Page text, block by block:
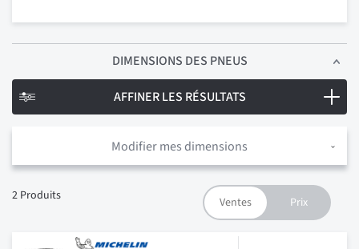
DIMENSIONS DES PNEUS
Modifier mes dimensions
2 Produits
AFFINER LES RÉSULTATS